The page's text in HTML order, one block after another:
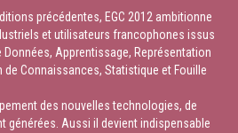
précédentes, EGC 2012 ambitionne
et utilisateurs francophones issus
Apprentissage, Représentation
Connaissances, Statistique et Fouille
des nouvelles technologies, de
générées. Aussi il devient indispensable